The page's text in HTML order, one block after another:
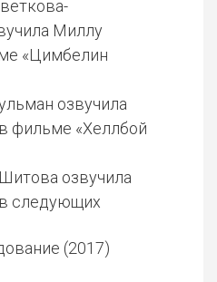
Миллу
«Цимбелин
озвучила
фильме «Хеллбой
озвучила
следующих
(2017)